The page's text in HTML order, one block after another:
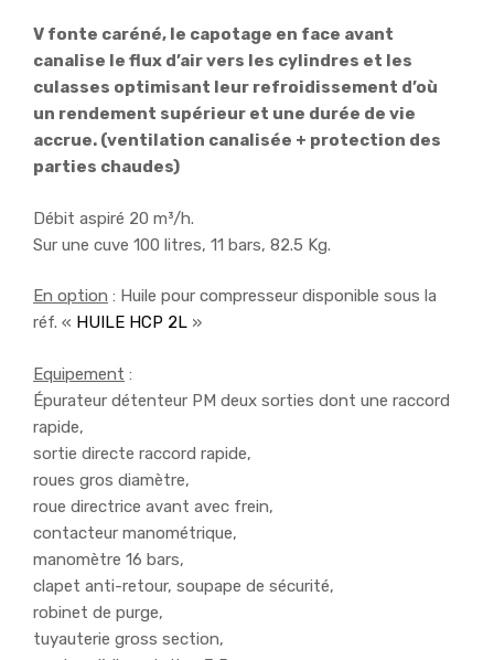
V fonte caréné, le capotage en face avant
canalise le flux d’air vers les cylindres et les
culasses optimisant leur refroidissement d’où
un rendement supérieur et une durée de vie
accrue. (ventilation canalisée + protection des
parties chaudes)
Débit aspiré 20 m³/h.
Sur une cuve 100 litres, 11 bars, 82.5 Kg.
En option : Huile pour compresseur disponible sous la
réf. « HUILE HCP 2L »
Equipement :
Épurateur détenteur PM deux sorties dont une raccord
rapide,
sortie directe raccord rapide,
roues gros diamètre,
roue directrice avant avec frein,
contacteur manométrique,
manomètre 16 bars,
clapet anti-retour, soupape de sécurité,
robinet de purge,
tuyauterie gross section,